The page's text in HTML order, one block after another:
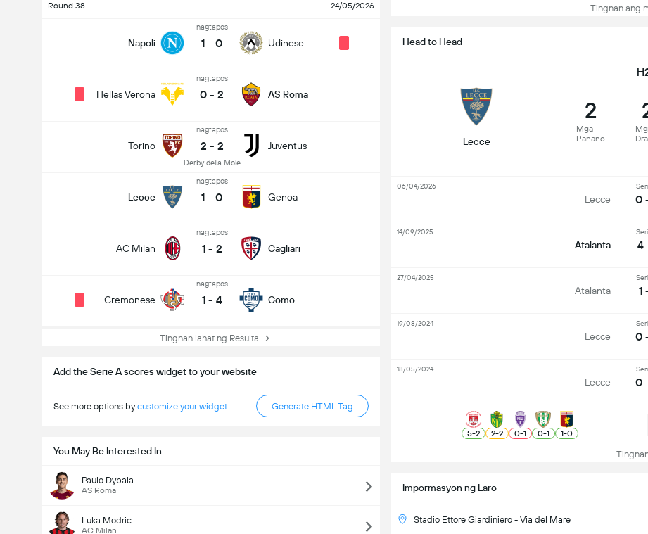
Round 38 24/05/2026
Napoli
nagtapos
1 - 0 Udinese
Hellas Verona
nagtapos
0 - 2 AS Roma
Torino
nagtapos
2 - 2
Derby della Mole
Juventus
Lecce
nagtapos
1 - 0 Genoa
AC Milan
nagtapos
1 - 2 Cagliari
Cremonese
nagtapos
1 - 4 Como
Tingnan lahat ng Resulta
Add the Serie A scores widget to your website
See more options bycustomize your widget Generate HTML Tag
You May Be Interested In
Paulo Dybala
AS Roma
Luka Modric
AC Milan
Tingnan ang
Impormasyon ng Laro
Stadio Ettore Giardiniero - Via del Mare
Head to Head
Lecce
2
Mga
Panano
Lecce 0
06/04/2026
Atalanta 4
14/09/2025
Atalanta 1
27/04/2025
Lecce 0
19/08/2024
Lecce 0
18/05/2024
5-2 2-2 0-1 0-1 1-0